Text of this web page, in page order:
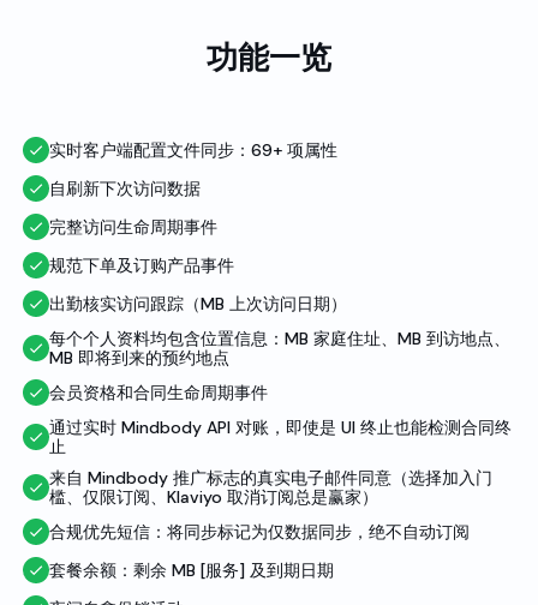
功能一览
实时客户端配置文件同步：69+ 项属性
自刷新下次访问数据
完整访问生命周期事件
规范下单及订购产品事件
出勤核实访问跟踪（MB 上次访问日期）
每个个人资料均包含位置信息：MB 家庭住址、MB 到访地点、
MB 即将到来的预约地点
会员资格和合同生命周期事件
通过实时 Mindbody API 对账，即使是 UI 终止也能检测合同终
止
来自 Mindbody 推广标志的真实电子邮件同意（选择加入门
槛、仅限订阅、Klaviyo 取消订阅总是赢家）
合规优先短信：将同步标记为仅数据同步，绝不自动订阅
套餐余额：剩余 MB [服务] 及到期日期